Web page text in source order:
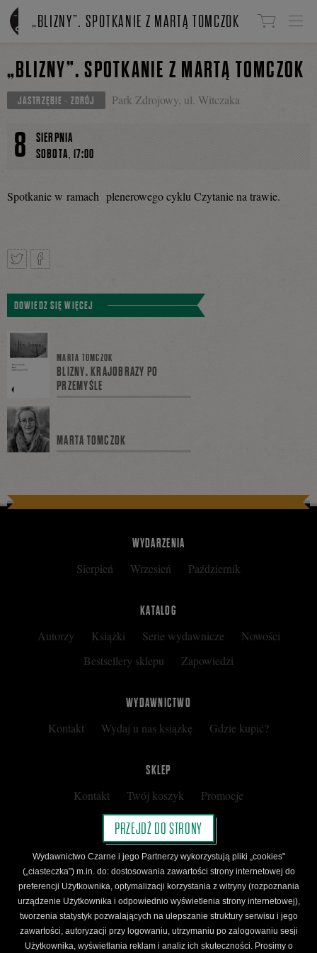
Linki do przejścia
„BLIZNY”. SPOTKANIE Z MARTĄ TOMCZOK
„BLIZNY”. SPOTKANIE Z MARTĄ TOMCZOK
JASTRZĘBIE - ZDRÓJ Park Zdrojowy, ul. Witczaka
8
SIERPNIA
SOBOTA,17:00
Spotkanie w ramach plenerowego cyklu Czytanie na trawie.
TweetnijPodziel
się
na
DOWIEDZ SIĘ WIĘCEJ
MARTA TOMCZOK
BLIZNY. KRAJOBRAZY PO
PRZEMYŚLE
MARTA TOMCZOK
WYDARZENIA
Sierpień Wrzesień Październik
KATALOG
Autorzy Książki Serie wydawnicze
Nowości
Bestsellery sklepu
Zapowiedzi
WYDAWNICTWO
Kontakt Wydaj u nas książkę Gdzie kupić?
SKLEP
Kontakt Twój koszyk
Promocje
Kup kartę podarunkową
Nota prawna
Regulamin
Polityka prywatności
Regulamin Klubu Czarnego
Regulamin Karty Podarunkowej
ŚLEDŹ CZARNE
PRZEJDŹ DO STRONY
Wydawnictwo Czarne i jego Partnerzy wykorzystują pliki „cookies"
(„ciasteczka") m.in. do: dostosowania zawartości strony internetowej do
preferencji Użytkownika, optymalizacji korzystania z witryny (rozpoznania
urządzenie Użytkownika i odpowiednio wyświetlenia strony internetowej),
tworzenia statystyk pozwalających na ulepszanie struktury serwisu i jego
zawartości, autoryzacji przy logowaniu, utrzymaniu po zalogowaniu sesji
Użytkownika, wyświetlania reklam i analiz ich skuteczności. Prosimy o